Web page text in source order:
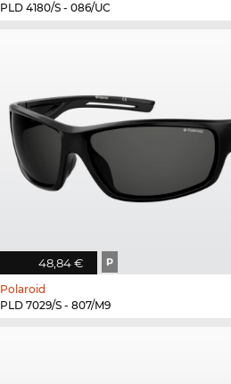
PLD 4180/S - 086/UC
48,84 € P
Polaroid
PLD 7029/S - 807/M9